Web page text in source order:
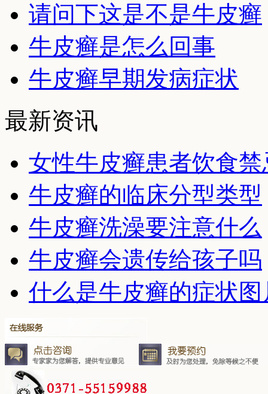
请问下这是不是牛皮癣
牛皮癣是怎么回事
牛皮癣早期发病症状
最新资讯
女性牛皮癣患者饮食禁
牛皮癣的临床分型类型
牛皮癣洗澡要注意什么
牛皮癣会遗传给孩子吗
什么是牛皮癣的症状图